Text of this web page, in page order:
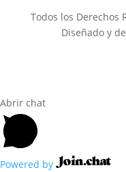
Todos los Derechos
Diseñado y
Abrir chat
Powered by